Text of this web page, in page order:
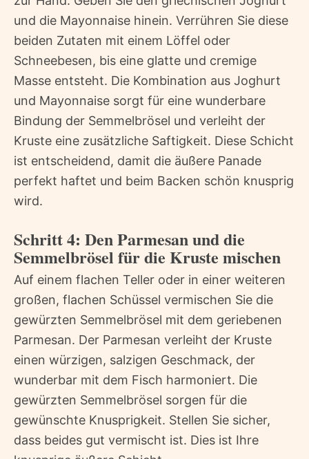
und die Mayonnaise hinein. Verrühren Sie diese
beiden Zutaten mit einem Löffel oder
Schneebesen, bis eine glatte und cremige
Masse entsteht. Die Kombination aus Joghurt
und Mayonnaise sorgt für eine wunderbare
Bindung der Semmelbrösel und verleiht der
Kruste eine zusätzliche Saftigkeit. Diese Schicht
ist entscheidend, damit die äußere Panade
perfekt haftet und beim Backen schön knusprig
wird.
Schritt 4: Den Parmesan und die
Semmelbrösel für die Kruste mischen
Auf einem flachen Teller oder in einer weiteren
großen, flachen Schüssel vermischen Sie die
gewürzten Semmelbrösel mit dem geriebenen
Parmesan. Der Parmesan verleiht der Kruste
einen würzigen, salzigen Geschmack, der
wunderbar mit dem Fisch harmoniert. Die
gewürzten Semmelbrösel sorgen für die
gewünschte Knusprigkeit. Stellen Sie sicher,
dass beides gut vermischt ist. Dies ist Ihre